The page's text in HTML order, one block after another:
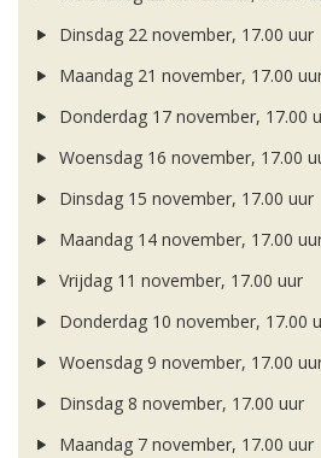
Dinsdag 22 november, 17.00 uur
Maandag 21 november, 17.00
Donderdag 17 november, 17.00
Woensdag 16 november, 17.00
Dinsdag 15 november, 17.00 uur
Maandag 14 november, 17.00
Vrijdag 11 november, 17.00 uur
Donderdag 10 november, 17.00
Woensdag 9 november, 17.00
Dinsdag 8 november, 17.00 uur
Maandag 7 november, 17.00 uur